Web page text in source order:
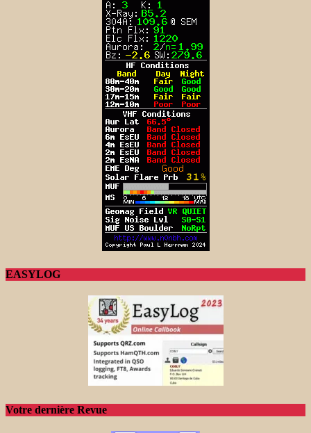
EASYLOG
Votre dernière Revue